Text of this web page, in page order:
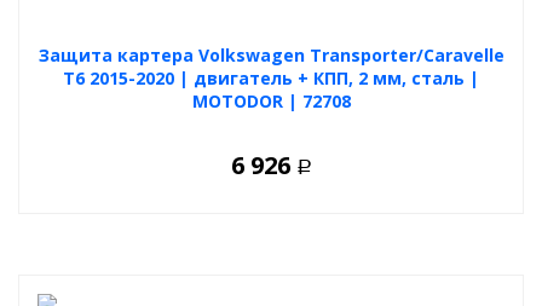
Защита картера Volkswagen Transporter/Caravelle
T6 2015-2020 | двигатель + КПП, 2 мм, сталь |
MOTODOR | 72708
6 926 Р